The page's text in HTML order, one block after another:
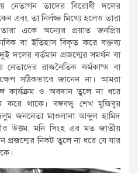
নেতাগন তাদের বিরোধী দলের
এবং তা নির্লজ্জ মিথ্যে হলেও তারা
একে অন্যের প্রয়াত জনপ্রিয়
বা ইতিহাস বিকৃত করে বক্তব্য
দলের বর্তমান প্রজন্মের সমর্থন বা
নেতাদের রাজনৈতিক কর্মকান্ড বা
সঠিকভাবে জানেন না। আমরা
কার্যক্রম ও অবদান তুলে না ধরে
করে থাকে। বঙ্গবন্ধু শেখ মুজিবুর
জননেতা মাওলানা আব্দুল হামিদ
উত্তম, মনি সিংহ এর মত জাতীয়
প্রজন্মের নিকট তুলে না ধরে যে যার